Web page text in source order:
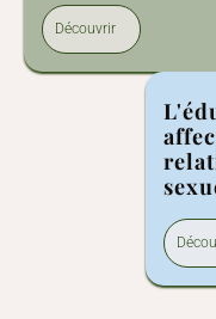
Découvrir